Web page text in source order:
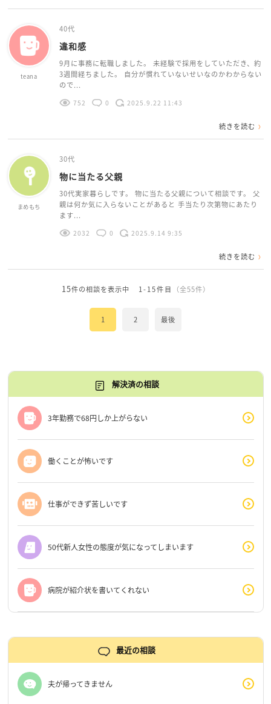
teana
40代
違和感
9月に事務に転職しました。 未経験で採用をしていただき、約
3週間経ちました。 自分が慣れていないせいなのかわからない
ので...
752 0 2025.9.22 11:43
続きを読む
まめもち
30代
物に当たる父親
30代実家暮らしです。 物に当たる父親について相談です。 父
親は何か気に入らないことがあると 手当たり次第物にあたり
ます...
2032 0 2025.9.14 9:35
続きを読む
15件の相談を表示中 1-15件目 （全55件）
1 2 最後
解決済の相談
3年勤務で68円しか上がらない
働くことが怖いです
仕事ができず苦しいです
50代新人女性の態度が気になってしまいます
病院が紹介状を書いてくれない
最近の相談
夫が帰ってきません